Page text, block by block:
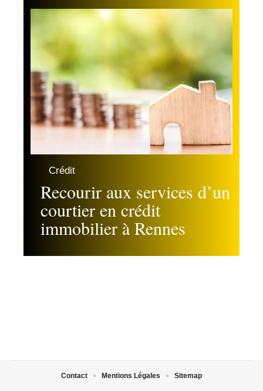
Crédit
Recourir aux services d’un
courtier en crédit
immobilier à Rennes
Contact Mentions Légales Sitemap